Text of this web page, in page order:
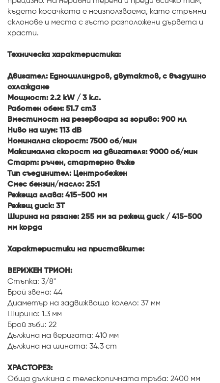
където косачката е неизползваема, като стръмни
склонове и места с гъсто разположени дървета и
храсти.
Техническа характеристика:
Двигател: Едноцилиндров, двутактов, с въздушно
охлаждане
Мощност: 2.2 kW / 3 к.с.
Работен обем: 51.7 cm3
Вместимост на резервоара за гориво: 900 мл
Ниво на шум: 113 dB
Номинална скорост: 7500 об/мин
Максимална скорост на двигателя: 9000 об/мин
Старт: ръчен, стартерно въже
Тип съединител: Центробежен
Смес бензин/масло: 25:1
Режеща глава: 415-500 мм
Режещ диск: 3T
Ширина на рязане: 255 мм за режещ диск / 415-500
мм корда
Характеристики на приставките:
ВЕРИЖЕН ТРИОН:
Стъпка: 3/8"
Брой звена: 44
Диаметър на задвижващо колело: 37 мм
Ширина: 1.3 мм
Брой зъби: 22
Дължина на веригата: 410 мм
Дължина на шината: 34.3 cm
ХРАСТОРЕЗ:
Обща дължина с телескопичната тръба: 2400 мм